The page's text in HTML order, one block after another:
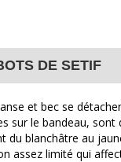
DE SETIF
et bec se
le bandeau,
blanchâtre au
assez limité qui